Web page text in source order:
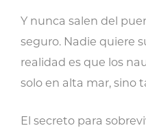
Y nunca salen del
seguro. Nadie quiere
realidad es que los
solo en alta mar, sino
El secreto para